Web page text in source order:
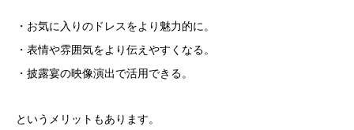
・お気に入りのドレスをより魅力的に。
・表情や雰囲気をより伝えやすくなる。
・披露宴の映像演出で活用できる。
というメリットもあります。